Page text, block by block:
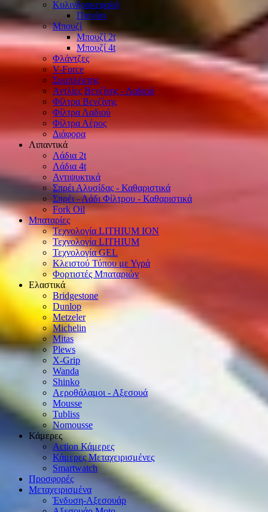
Κυλινδροκεφαλή
Πιστόνι
Μπουζί
Μπουζί 2t
Μπουζί 4t
Φλάντζες
V-Force
Συμπλέκτης
Αντλίες Βενζίνης - Λαδιού
Φίλτρα Βενζίνης
Φίλτρα Λαδιού
Φίλτρα Αέρος
Διάφορα
Λιπαντικά
Λάδια 2t
Λάδια 4t
Αντιψυκτικά
Σπρέι Αλυσίδας - Καθαριστικά
Σπρέι - Λάδι Φίλτρου - Καθαριστικά
Fork Oil
Μπαταρίες
Τεχνολογία LITHIUM ION
Τεχνολογία LITHIUM
Τεχνολογία GEL
Κλειστού Τύπου με Υγρά
Φορτιστές Μπαταριών
Ελαστικά
Bridgestone
Dunlop
Metzeler
Michelin
Mitas
Plews
X-Grip
Wanda
Shinko
Αεροθάλαμοι - Αξεσουά
Mousse
Tubliss
Nomousse
Κάμερες
Action Κάμερες
Κάμερες Μεταχειρισμένες
Smartwatch
Προσφορές
Μεταχειρισμένα
Ένδυση-Αξεσουάρ